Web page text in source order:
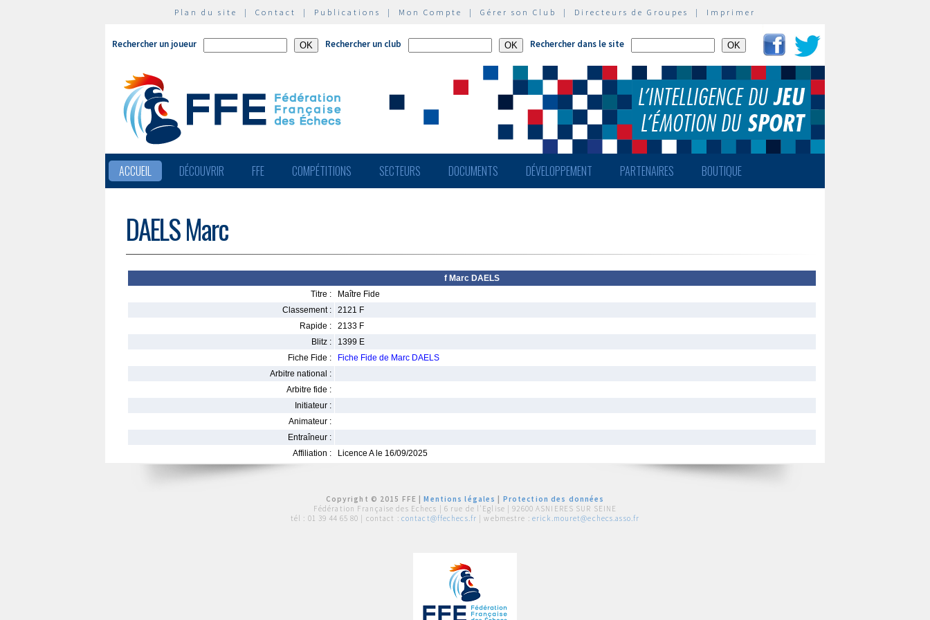
Plan du site | Contact | Publications | Mon Compte | Gérer son Club | Directeurs de Groupes | Imprimer
Rechercher un joueur Rechercher un club Rechercher dans le site
ACCUEIL DÉCOUVRIR FFE COMPÉTITIONS SECTEURS DOCUMENTS DÉVELOPPEMENT PARTENAIRES BOUTIQUE
DAELS Marc
f Marc DAELS
Titre :
Maître Fide
Classement :
2121 F
Rapide :
2133 F
Blitz :
1399 E
Fiche Fide :
Fiche Fide de Marc DAELS
Arbitre national :
Arbitre fide :
Initiateur :
Animateur :
Entraîneur :
Affiliation :
Licence A le 16/09/2025
Copyright © 2015 FFE |Mentions légales
Protection des données
Fédération Française des Echecs | 6 rue de l'Eglise | 92600 ASNIERES SUR SEINE
tél : 01 39 44 65 80 | contact : contact@ffechecs.fr | webmestre : erick.mouret@echecs.asso.fr